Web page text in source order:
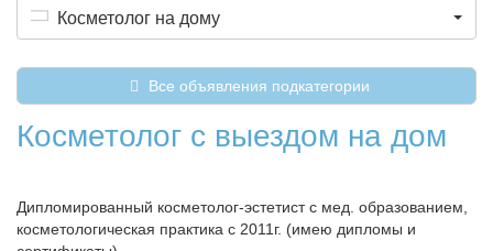
Косметолог на дому
Все объявления подкатегории
Косметолог с выездом на дом
Дипломированный косметолог-эстетист с мед. образованием,
косметологическая практика с 2011г. (имею дипломы и